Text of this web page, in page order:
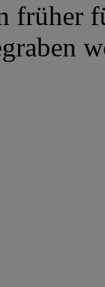
früher